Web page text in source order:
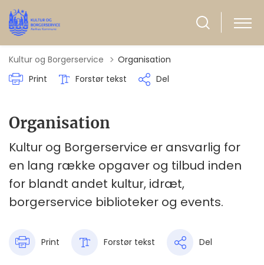
Kultur og Borgerservice
Organisation
Print
Forstør tekst Del
Organisation
Kultur og Borgerservice er ansvarlig for
en lang række opgaver og tilbud inden
for blandt andet kultur, idræt,
borgerservice biblioteker og events.
Print Forstør tekst Del